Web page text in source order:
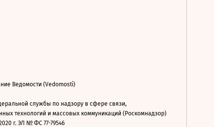
Ведомости (Vedomosti)
службы по надзору в сфере связи,
технологий и массовых коммуникаций (Роскомнадзор)
г. ЭЛ № ФС 77-79546